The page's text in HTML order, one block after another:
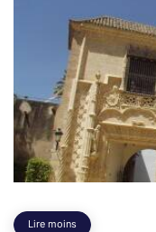
Lire moins